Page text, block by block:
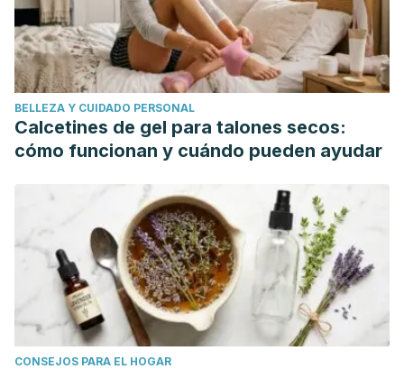
https://scielo.conicyt.cl/pdf/rmc/v145n4/art06.pdf
Skelton, Dawn. (2001). Effects of physical activity on
postural stability. Age and ageing. 30 Suppl 4. 33-9.
10.1093/ageing/30.suppl_4.33.
BELLEZA Y CUIDADO PERSONAL
Calcetines de gel para talones secos:
cómo funcionan y cuándo pueden ayudar
CONSEJOS PARA EL HOGAR